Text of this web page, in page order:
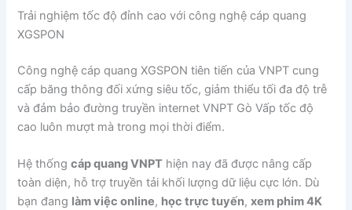
Trải nghiệm tốc độ đỉnh cao với công nghệ cáp quang
XGSPON
Công nghệ cáp quang XGSPON tiên tiến của VNPT cung
cấp băng thông đối xứng siêu tốc, giảm thiểu tối đa độ trễ
và đảm bảo đường truyền internet VNPT Gò Vấp tốc độ
cao luôn mượt mà trong mọi thời điểm.
Hệ thốngcáp quang VNPT hiện nay đã được nâng cấp
toàn diện, hỗ trợ truyền tải khối lượng dữ liệu cực lớn. Dù
bạn đang làm việc online, học trực tuyến,xem phim 4K